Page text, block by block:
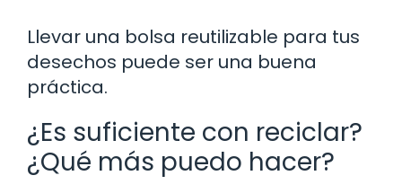
Llevar una bolsa reutilizable para tus
desechos puede ser una buena
práctica.
¿Es suficiente con reciclar?
¿Qué más puedo hacer?